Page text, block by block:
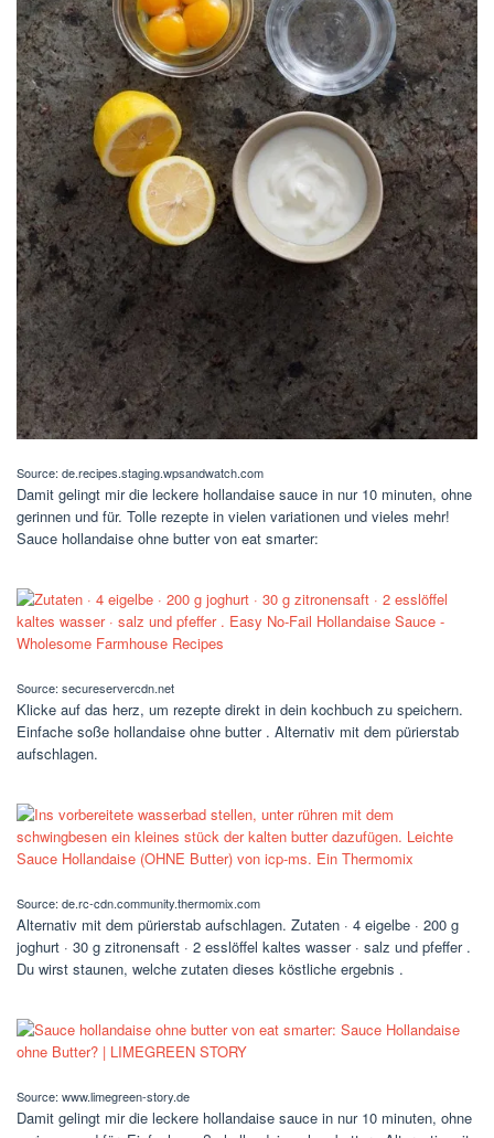
Source: de.recipes.staging.wpsandwatch.com
Damit gelingt mir die leckere hollandaise sauce in nur 10 minuten, ohne
gerinnen und für. Tolle rezepte in vielen variationen und vieles mehr!
Sauce hollandaise ohne butter von eat smarter:
Source: secureservercdn.net
Klicke auf das herz, um rezepte direkt in dein kochbuch zu speichern.
Einfache soße hollandaise ohne butter . Alternativ mit dem pürierstab
aufschlagen.
Source: de.rc-cdn.community.thermomix.com
Alternativ mit dem pürierstab aufschlagen. Zutaten · 4 eigelbe · 200 g
joghurt · 30 g zitronensaft · 2 esslöffel kaltes wasser · salz und pfeffer .
Du wirst staunen, welche zutaten dieses köstliche ergebnis .
Source: www.limegreen-story.de
Damit gelingt mir die leckere hollandaise sauce in nur 10 minuten, ohne